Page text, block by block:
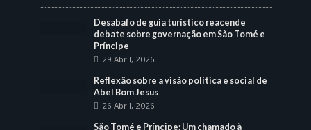
Desabafo de guia turístico reacende
debate sobre governação em São Tomé e
Príncipe
29 Abril, 2026
Reflexão sobre a visão política e social de
Abel Bom Jesus
26 Abril, 2026
São Tomé e Príncipe: Um chamado à